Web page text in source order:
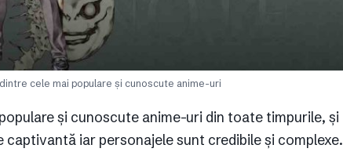
cele mai populare și cunoscute anime-uri
și cunoscute anime-uri din toate timpurile, și
iar personajele sunt credibile și complexe.